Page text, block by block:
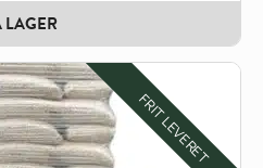
LAGER
FRIT LEVERET